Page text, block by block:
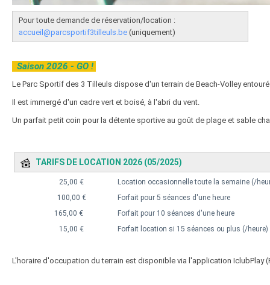
Pour toute demande de réservation/location :
accueil@parcsportif3tilleuls.be (uniquement)
Saison 2026 - GO !
Le Parc Sportif des 3 Tilleuls dispose d'un terrain de Beach-Volley
Il est immergé d'un cadre vert et boisé, à l'abri du vent.
Un parfait petit coin pour la détente sportive au goût de plage et sable
TARIFS DE LOCATION 2026 (05/2025)
25,00 €
Location occasionnelle toute la semaine (/
100,00 €
Forfait pour 5 séances d'une heure
165,00 €
Forfait pour 10 séances d'une heure
15,00 €
Forfait location si 15 séances ou plus (/heure)
L'horaire d'occupation du terrain est disponible via l'application IclubPlay